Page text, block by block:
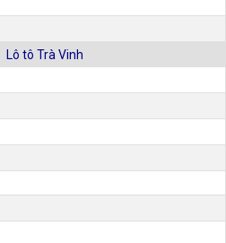
Lô tô Trà Vinh